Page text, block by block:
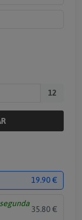
12
19.90 €
35.80 €